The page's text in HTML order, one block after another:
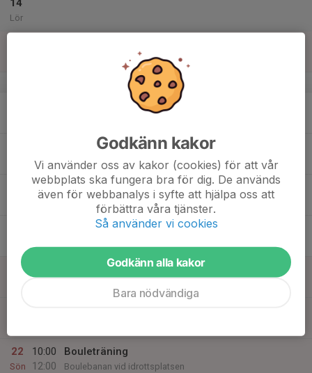
14
Lör
Boulebanan vid idrottsplatsen
v.25
19:00
Bouleträning
MIS Boulebana
Boulematch mot Eslöv Hemma
20
22
Sön
10:00
12:00
Bouleträning
Boulebanan vid idrottsplatsen
Godkänn kakor
Vi använder oss av kakor (cookies) för att vår
webbplats ska fungera bra för dig. De används
även för webbanalys i syfte att hjälpa oss att
förbättra våra tjänster.
Så använder vi cookies
Godkänn alla kakor
Bara nödvändiga